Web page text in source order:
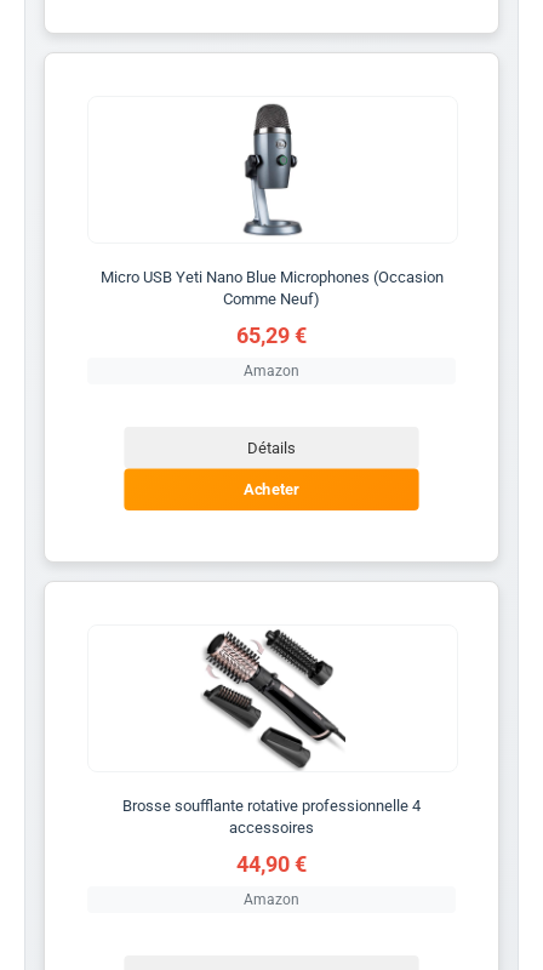
Micro USB Yeti Nano Blue Microphones (Occasion
Comme Neuf)
65,29 €
Amazon
Détails
Acheter
Brosse soufflante rotative professionnelle 4
accessoires
44,90 €
Amazon